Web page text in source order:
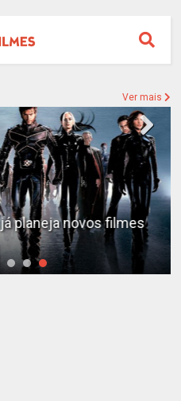
Ver mais
planeja novos filmes